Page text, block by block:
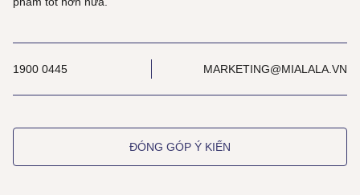
1900 0445 MARKETING@MIALALA.VN
ĐÓNG GÓP Ý KIẾN